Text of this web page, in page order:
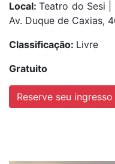
Local:Teatro do Sesi |
Av. Duque de Caxias,
Classificação: Livre
Gratuito
Reserve seu ingresso